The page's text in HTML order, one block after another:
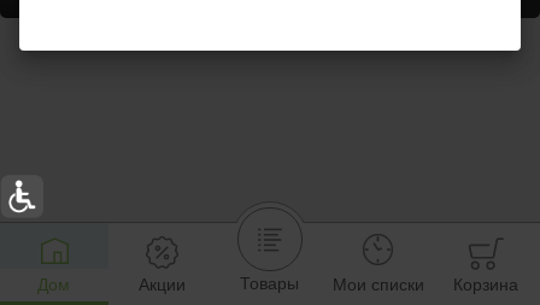
Дом Акции Товары Мои списки Корзина